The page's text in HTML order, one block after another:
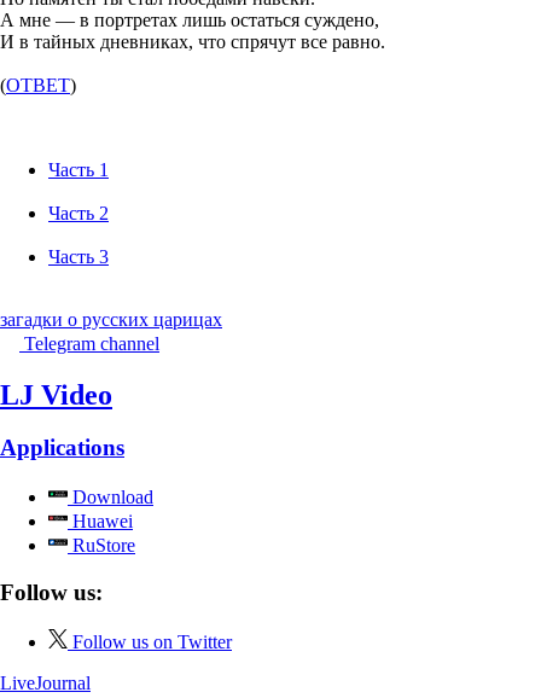
А мне — в портретах лишь остаться суждено,
И в тайных дневниках, что спрячут все равно.
(ОТВЕТ)
Часть 1
Часть 2
Часть 3
загадки о русских царицах
Telegram channel
LJ Video
Applications
Download
Huawei
RuStore
Follow us:
Follow us on Twitter
LiveJournal